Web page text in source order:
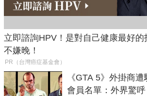
立即諮詢HPV！是對自己健康最好的
不嫌晚！
PR（台灣癌症基金會）
《GTA 5》外掛商
會員名單：外界驚